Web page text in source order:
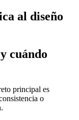
al diseño
cuándo
principal es
o